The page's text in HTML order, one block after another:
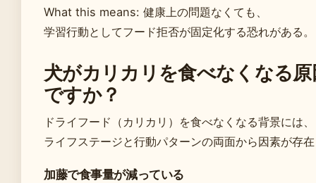
What this means: 健康上の問題なくても、
学習行動としてフード拒否が固定化する恐れがある。
犬がカリカリを食べなくなる
ですか？
ドライフード（カリカリ）を食べなくなる背景には、
ライフステージと行動パターンの両面から因素が存
加藤で食事量が減っている